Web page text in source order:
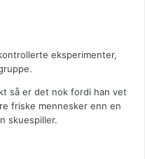
eksperimenter,
så er det nok fordi han vet
friske mennesker enn en
skuespiller.